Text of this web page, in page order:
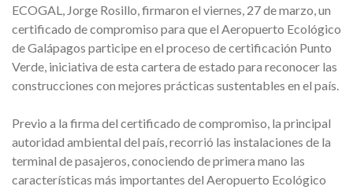
ECOGAL, Jorge Rosillo, firmaron el viernes, 27 de marzo, un
certificado de compromiso para que el Aeropuerto Ecológico
de Galápagos participe en el proceso de certificación Punto
Verde, iniciativa de esta cartera de estado para reconocer las
construcciones con mejores prácticas sustentables en el país.
Previo a la firma del certificado de compromiso, la principal
autoridad ambiental del país, recorrió las instalaciones de la
terminal de pasajeros, conociendo de primera mano las
características más importantes del Aeropuerto Ecológico